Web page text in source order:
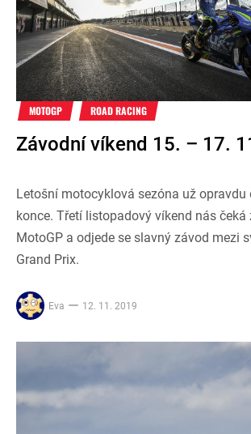
MOTOGP ROAD RACING
Závodní víkend 15. – 17.
Letošní motocyklová sezóna už opravdu
konce. Třetí listopadový víkend nás čeká
MotoGP a odjede se slavný závod mezi
Grand Prix.
Eva 12. 11. 2019